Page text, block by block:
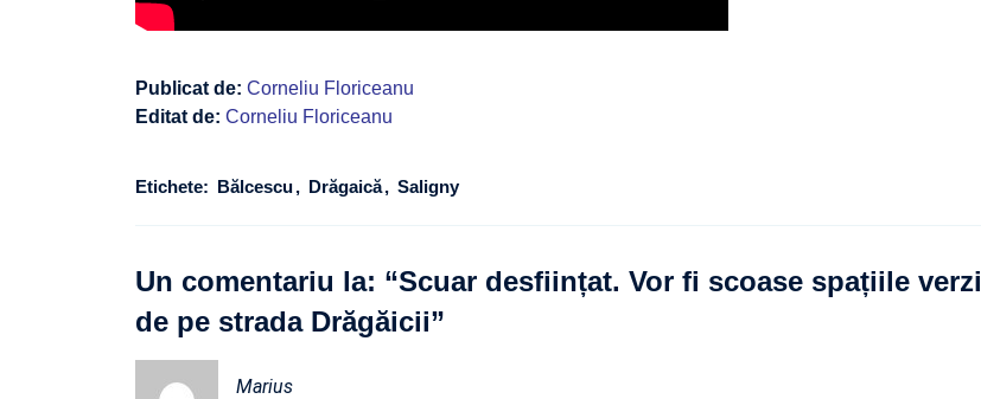
Publicat de: Corneliu Floriceanu
Editat de: Corneliu Floriceanu
Etichete: Bălcescu Drăgaică Saligny
Un comentariu la: “Scuar desființat. Vor fi scoase spațiile verzi
de pe strada Drăgăicii”
Marius